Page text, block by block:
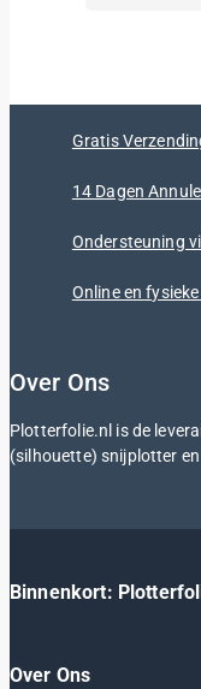
Gratis
14 Dagen
Ondersteuning
Online en fysieke
Over Ons
Plotterfolie.nl is de
(silhouette) snijplotter
Binnenkort:
Over Ons